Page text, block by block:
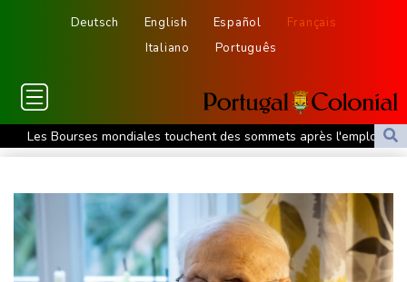
Deutsch English Español
Français
Italiano
Português
Les Bourses mondiales touchent des sommets après l'emploi
américain
dans une région pétrolifère
Tour de France: Niewiadoma, géante de Provence
La Bourse de Paris termine en hausse et poursuit sa course aux